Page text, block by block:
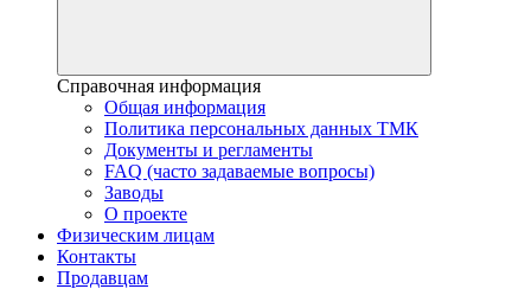
Справочная информация
Общая информация
Политика персональных данных ТМК
Документы и регламенты
FAQ (часто задаваемые вопросы)
Заводы
О проекте
Физическим лицам
Контакты
Продавцам